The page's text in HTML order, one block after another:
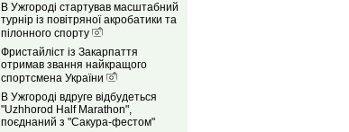
В Ужгороді стартував масштабний
турнір із повітряної акробатики та
пілонного спорту
Фристайліст із Закарпаття
отримав звання найкращого
спортсмена України
В Ужгороді вдруге відбудеться
"Uzhhorod Half Marathon",
поєднаний з "Сакура-фестом"